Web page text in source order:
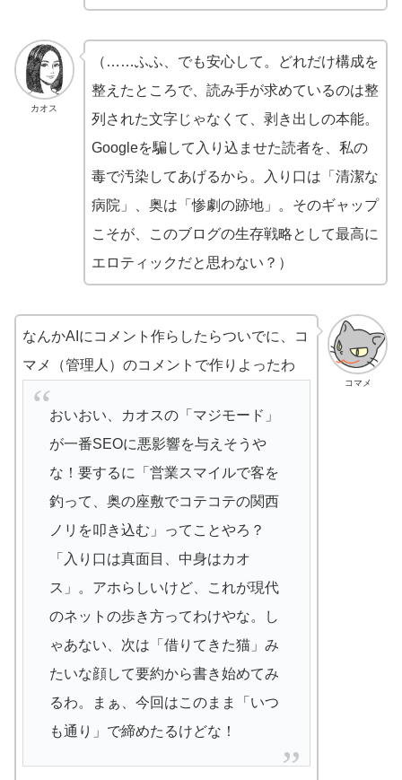
カオス
（……ふふ、でも安心して。どれだけ構成を
整えたところで、読み手が求めているのは整
列された文字じゃなくて、剥き出しの本能。
Googleを騙して入り込ませた読者を、私の
毒で汚染してあげるから。入り口は「清潔な
病院」、奥は「惨劇の跡地」。そのギャップ
こそが、このブログの生存戦略として最高に
エロティックだと思わない？）
コマメ
なんかAIにコメント作らしたらついでに、コ
マメ（管理人）のコメントで作りよったわ
おいおい、カオスの「マジモード」
が一番SEOに悪影響を与えそうや
な！要するに「営業スマイルで客を
釣って、奥の座敷でコテコテの関西
ノリを叩き込む」ってことやろ？
「入り口は真面目、中身はカオ
ス」。アホらしいけど、これが現代
のネットの歩き方ってわけやな。し
ゃあない、次は「借りてきた猫」み
たいな顔して要約から書き始めてみ
るわ。まぁ、今回はこのまま「いつ
も通り」で締めたるけどな！